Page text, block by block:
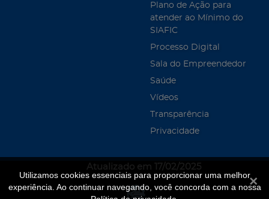
Utilizamos cookies essenciais para proporcionar uma melhor
experiência. Ao continuar navegando, você concorda com a nossa
Plano de Ação para
atender ao Mínimo do
SIAFIC
Processo Digital
Sala do Empreendedor
Saúde
Vídeos
Transparência
Privacidade
Atualizado em 17/02/2025